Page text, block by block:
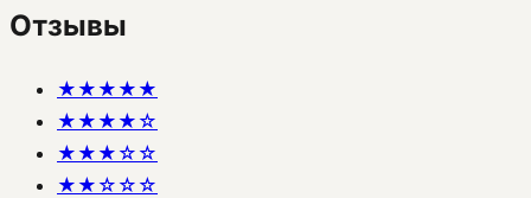
Отзывы
★★★★★
★★★★☆
★★★☆☆
★★☆☆☆